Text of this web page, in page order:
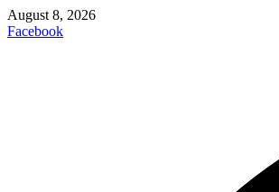
August 8, 2026
Facebook